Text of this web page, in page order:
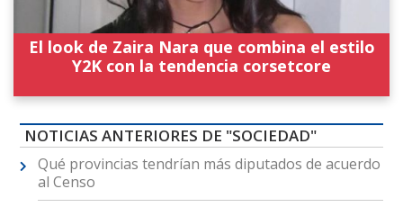
El look de Zaira Nara que combina el estilo
Y2K con la tendencia corsetcore
NOTICIAS ANTERIORES DE "SOCIEDAD"
Qué provincias tendrían más diputados de acuerdo
al Censo